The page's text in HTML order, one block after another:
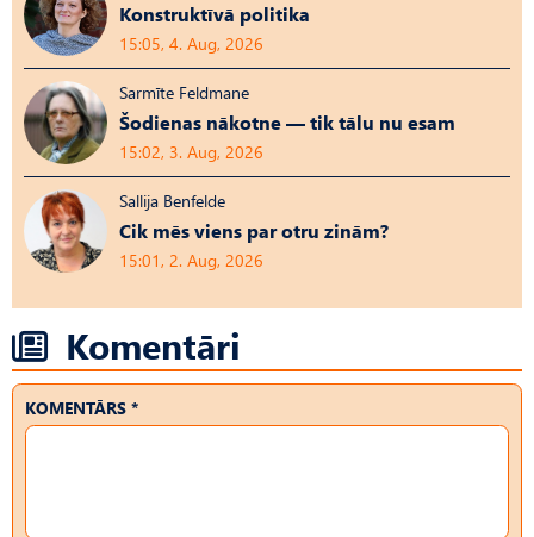
Konstruktīvā politika
15:05, 4. Aug, 2026
Sarmīte Feldmane
Šodienas nākotne — tik tālu nu esam
15:02, 3. Aug, 2026
Sallija Benfelde
Cik mēs viens par otru zinām?
15:01, 2. Aug, 2026
Komentāri
KOMENTĀRS *